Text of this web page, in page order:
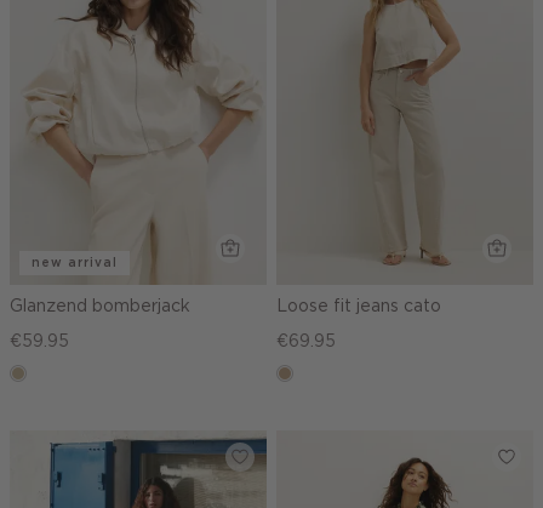
new arrival
Glanzend bomberjack
€59.95
lichtzand
Loose fit jeans cato
€69.95
zand